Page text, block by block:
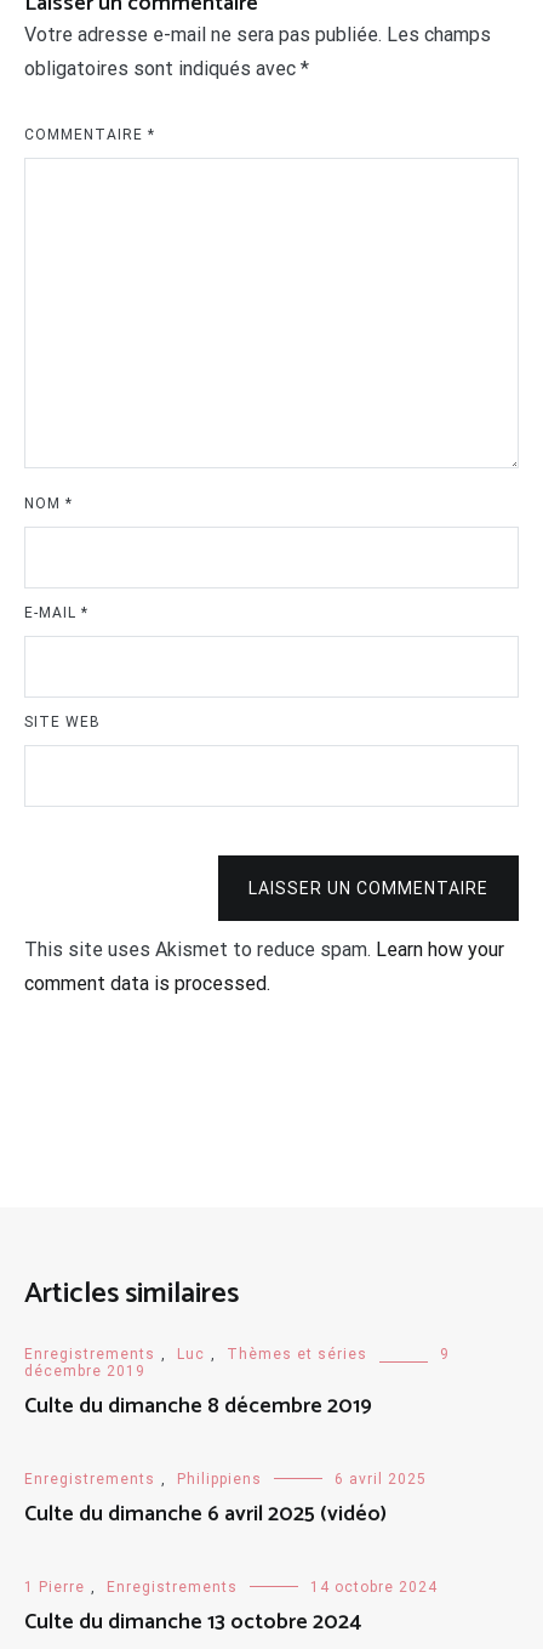
Votre adresse e-mail ne sera pas publiée. Les champs
obligatoires sont indiqués avec *
COMMENTAIRE *
NOM *
E-MAIL *
SITE WEB
LAISSER UN COMMENTAIRE
This site uses Akismet to reduce spam. Learn how your
comment data is processed.
Articles similaires
Enregistrements , Luc , Thèmes et séries
9
décembre 2019
Culte du dimanche 8 décembre 2019
Enregistrements , Philippiens 6 avril 2025
Culte du dimanche 6 avril 2025 (vidéo)
1 Pierre , Enregistrements 14 octobre 2024
Culte du dimanche 13 octobre 2024